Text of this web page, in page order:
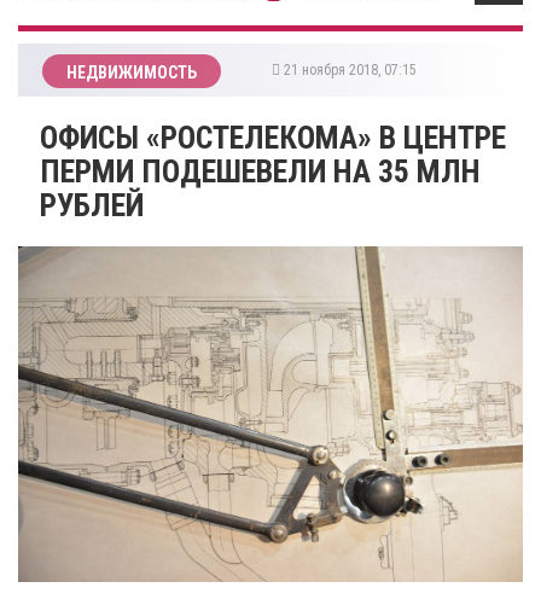
НЕДВИЖИМОСТЬ 21 ноября 2018, 07:15
ОФИСЫ «РОСТЕЛЕКОМА» В ЦЕНТРЕ
ПЕРМИ ПОДЕШЕВЕЛИ НА 35 МЛН
РУБЛЕЙ